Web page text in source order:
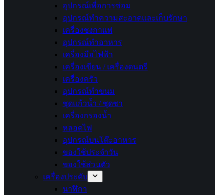
อุปกรณ์เพื่อการซ่อม
อุปกรณ์ทำความสะอาดและเก็บรักษา
เครื่องชงกาแฟ
อุปกรณ์ทำอาหาร
เครื่องมือไฟฟ้า
เครื่องเขียน / เครื่องดนตรี
เครื่องครัว
อุปกรณ์ทำขนม
ชุดแก้วน้ำ / ชุดชา
เครื่องกรองน้ำ
หลอดไฟ
อุปกรณ์บนโต๊ะอาหาร
ของใช้ประจำวัน
ของใช้ส่วนตัว
เครื่องประดับ
นาฬิกา